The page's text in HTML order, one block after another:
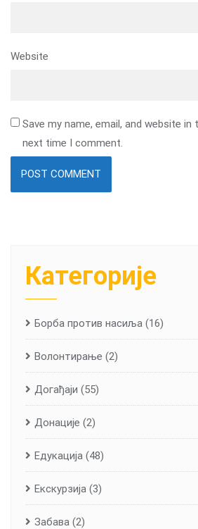
Website
Save my name, email, and website
next time I comment.
Категорије
Борба против насиља (16)
Волонтирање (2)
Догађаји (55)
Донације (2)
Едукација (48)
Екскурзија (3)
Забава (2)